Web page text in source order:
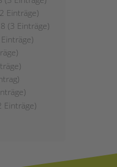
Einträge)
(3 Einträge)
Einträge)